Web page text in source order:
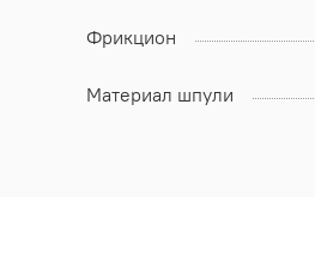
Фрикцион
Материал шпули